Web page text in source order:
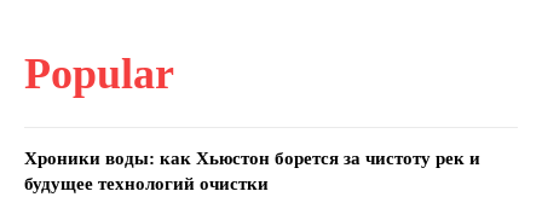
Popular
Хроники воды: как Хьюстон борется за чистоту рек и
будущее технологий очистки